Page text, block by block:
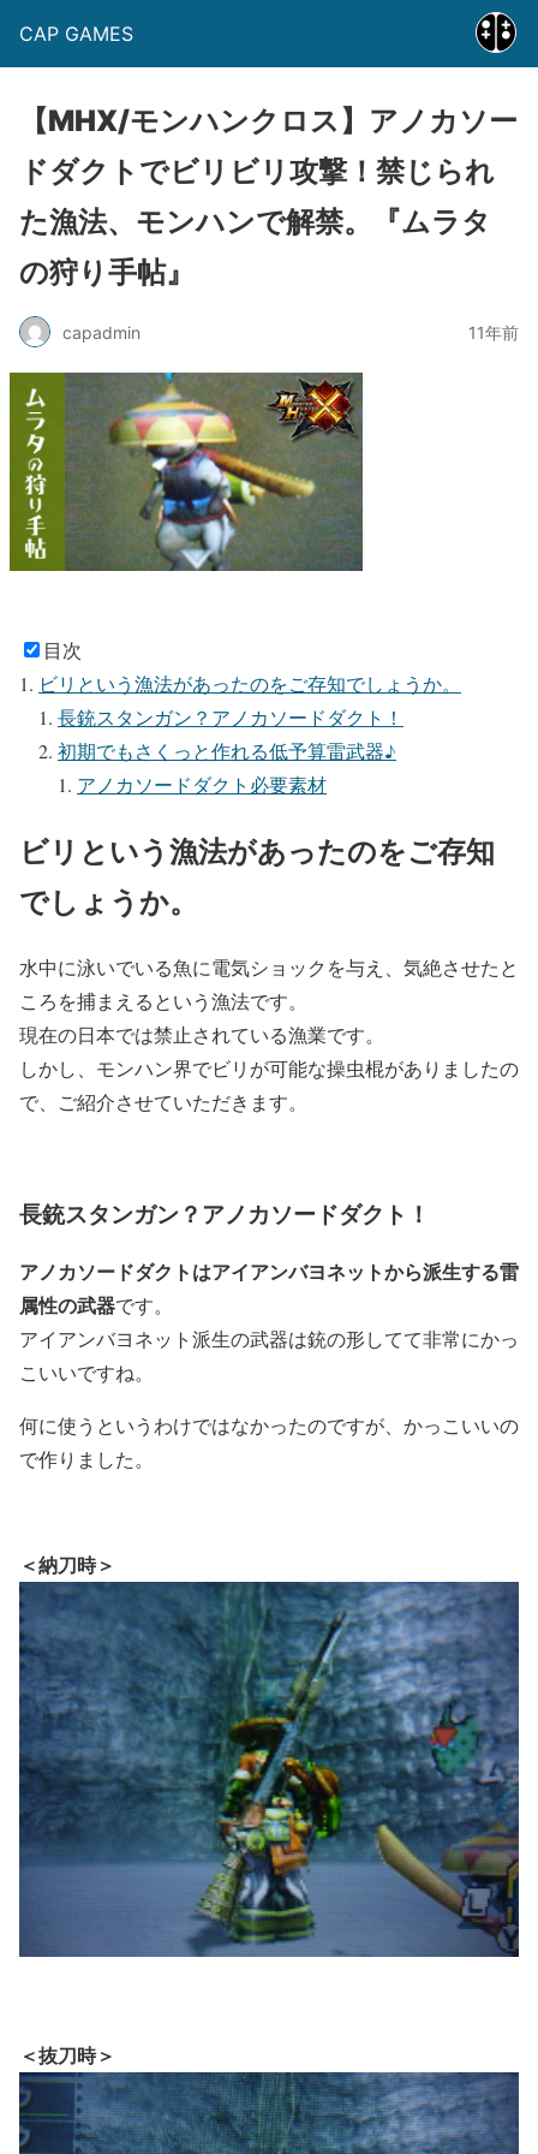
CAP GAMES
【MHX/モンハンクロス】アノカソー
ドダクトでビリビリ攻撃！禁じられ
た漁法、モンハンで解禁。『ムラタ
の狩り手帖』
capadmin 11年前
目次
ビリという漁法があったのをご存知でしょうか。
長銃スタンガン？アノカソードダクト！
初期でもさくっと作れる低予算雷武器♪
アノカソードダクト必要素材
ビリという漁法があったのをご存知
でしょうか。
水中に泳いでいる魚に電気ショックを与え、気絶させたと
ころを捕まえるという漁法です。
現在の日本では禁止されている漁業です。
しかし、モンハン界でビリが可能な操虫棍がありましたの
で、ご紹介させていただきます。
長銃スタンガン？アノカソードダクト！
アノカソードダクトはアイアンバヨネットから派生する雷
属性の武器です。
アイアンバヨネット派生の武器は銃の形してて非常にかっ
こいいですね。
何に使うというわけではなかったのですが、かっこいいの
で作りました。
＜納刀時＞
＜抜刀時＞